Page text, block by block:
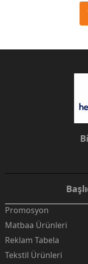
Promosyon
Matbaa Ürünleri
Reklam Tabela
Tekstil Ürünleri